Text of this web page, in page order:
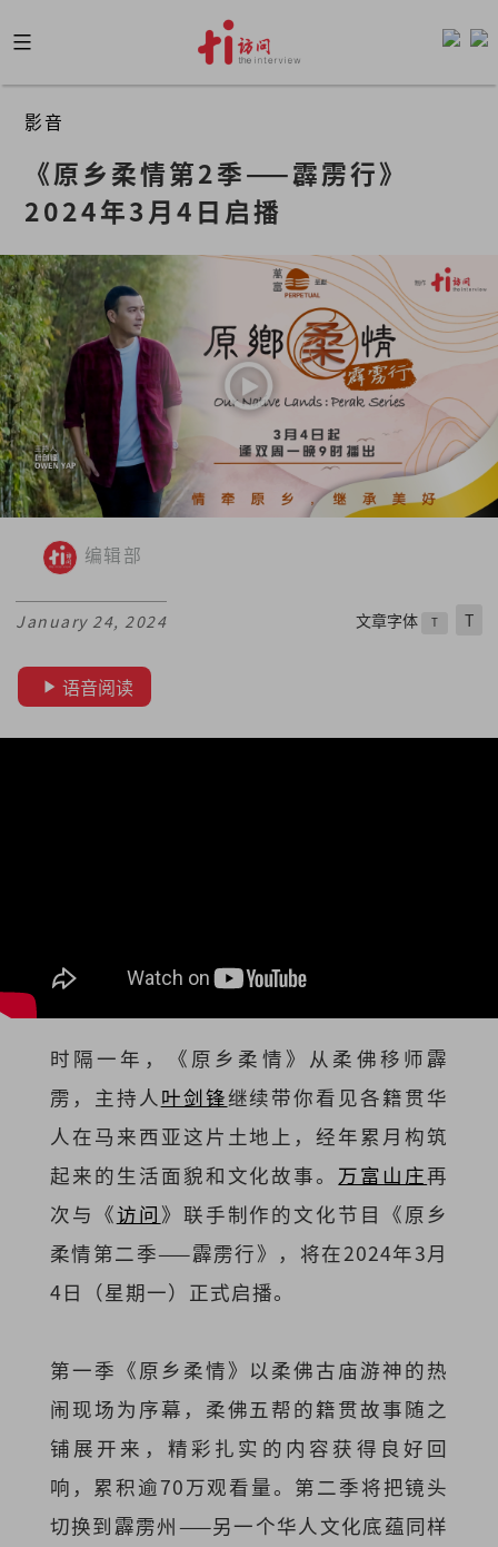
to
content
影音
《原乡柔情第2季——霹雳行》
2024年3月4日启播
编辑部
January 24, 2024 文章字体 T T
语音阅读
时隔一年，《原乡柔情》从柔佛移师霹
雳，主持人叶剑锋继续带你看见各籍贯华
人在马来西亚这片土地上，经年累月构筑
起来的生活面貌和文化故事。 万富山庄再
次与《访问》联手制作的文化节目《原乡
柔情第二季——霹雳行》，将在2024年3月
4日（星期一）正式启播。
第一季《原乡柔情》以柔佛古庙游神的热
闹现场为序幕，柔佛五帮的籍贯故事随之
铺展开来，精彩扎实的内容获得良好回
响，累积逾70万观看量。第二季将把镜头
切换到霹雳州——另一个华人文化底蕴同样